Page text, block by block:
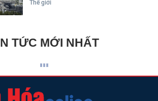
Thế giới
TỨC MỚI NHẤT